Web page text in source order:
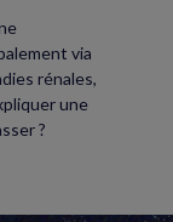
via
rénales,
une
?